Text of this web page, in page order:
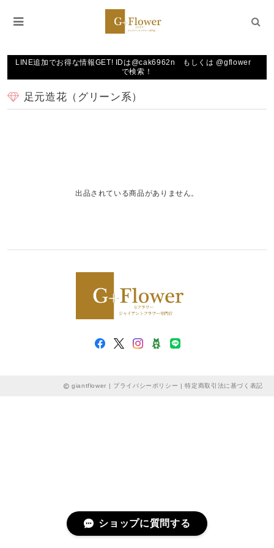
LINE追加でお得な情報GET! IDは@cak6962n もしくは @gflower
で検索！
足元造花（グリーン系）
出品されている商品がありません。
giantflower | プライバシーポリシー |特定商取引法に基づく表記
ショップに質問する